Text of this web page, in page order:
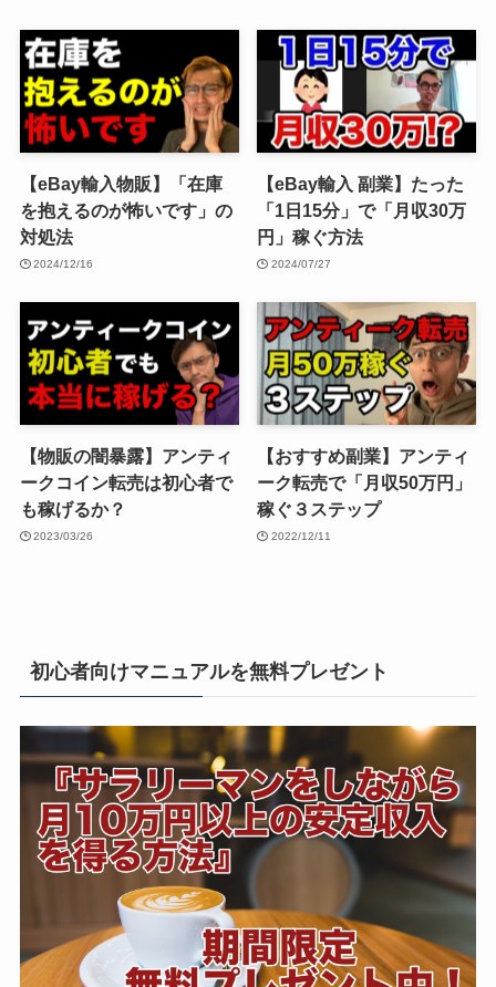
【eBay輸入物販】「在庫
を抱えるのが怖いです」の
対処法
2024/12/16
【eBay輸入 副業】たった
「1日15分」で「月収30万
円」稼ぐ方法
2024/07/27
【物販の闇暴露】アンティ
ークコイン転売は初心者で
も稼げるか？
2023/03/26
【おすすめ副業】アンティ
ーク転売で「月収50万円」
稼ぐ３ステップ
2022/12/11
初心者向けマニュアルを無料プレゼント